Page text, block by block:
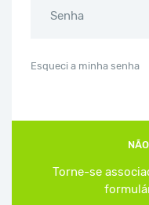
Senha
Esqueci a minha senha
Torne-se